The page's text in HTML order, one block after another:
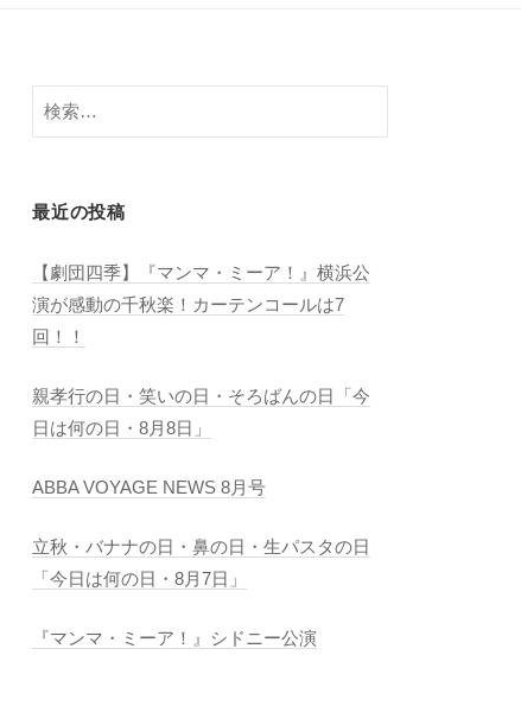
検
索:
最近の投稿
【劇団四季】『マンマ・ミーア！』横浜公
演が感動の千秋楽！カーテンコールは7
回！！
親孝行の日・笑いの日・そろばんの日「今
日は何の日・8月8日」
ABBA VOYAGE NEWS 8月号
立秋・バナナの日・鼻の日・生パスタの日
「今日は何の日・8月7日」
『マンマ・ミーア！』シドニー公演